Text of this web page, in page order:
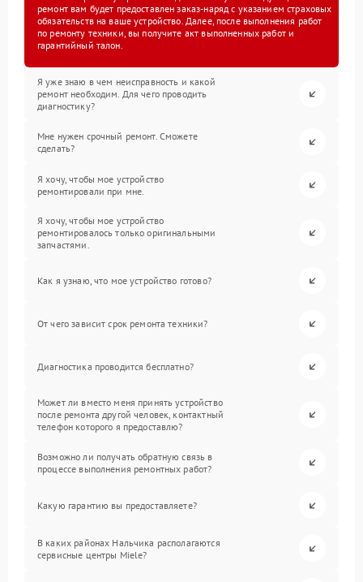
ремонт вам будет предоставлен заказ-наряд с указанием страховых
обязательств на ваше устройство. Далее, после выполнения работ
по ремонту техники, вы получите акт выполненных работ и
гарантийный талон.
Я уже знаю в чем неисправность и какой
ремонт необходим. Для чего проводить
диагностику?
Мне нужен срочный ремонт. Сможете
сделать?
Я хочу, чтобы мое устройство
ремонтировали при мне.
Я хочу, чтобы мое устройство
ремонтировалось только оригинальными
запчастями.
Как я узнаю, что мое устройство готово?
От чего зависит срок ремонта техники?
Диагностика проводится бесплатно?
Может ли вместо меня принять устройство
после ремонта другой человек, контактный
телефон которого я предоставлю?
Возможно ли получать обратную связь в
процессе выполнения ремонтных работ?
Какую гарантию вы предоставляете?
В каких районах Нальчика располагаются
сервисные центры Miele?